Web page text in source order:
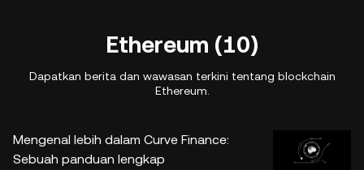
Ethereum (10)
Dapatkan berita dan wawasan terkini tentang blockchain
Ethereum.
Mengenal lebih dalam Curve Finance:
Sebuah panduan lengkap